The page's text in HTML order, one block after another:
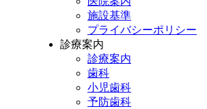
施設基準
プライバシーポリシー
診療案内
診療案内
歯科
小児歯科
予防歯科